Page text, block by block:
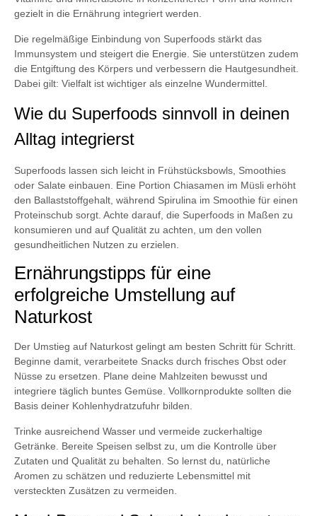
gezielt in die Ernährung integriert werden.
Die regelmäßige Einbindung von Superfoods stärkt das
Immunsystem und steigert die Energie. Sie unterstützen zudem
die Entgiftung des Körpers und verbessern die Hautgesundheit.
Dabei gilt: Vielfalt ist wichtiger als einzelne Wundermittel.
Wie du Superfoods sinnvoll in deinen
Alltag integrierst
Superfoods lassen sich leicht in Frühstücksbowls, Smoothies
oder Salate einbauen. Eine Portion Chiasamen im Müsli erhöht
den Ballaststoffgehalt, während Spirulina im Smoothie für einen
Proteinschub sorgt. Achte darauf, die Superfoods in Maßen zu
konsumieren und auf Qualität zu achten, um den vollen
gesundheitlichen Nutzen zu erzielen.
Ernährungstipps für eine
erfolgreiche Umstellung auf
Naturkost
Der Umstieg auf Naturkost gelingt am besten Schritt für Schritt.
Beginne damit, verarbeitete Snacks durch frisches Obst oder
Nüsse zu ersetzen. Plane deine Mahlzeiten bewusst und
integriere täglich buntes Gemüse. Vollkornprodukte sollten die
Basis deiner Kohlenhydratzufuhr bilden.
Trinke ausreichend Wasser und vermeide zuckerhaltige
Getränke. Bereite Speisen selbst zu, um die Kontrolle über
Zutaten und Qualität zu behalten. So lernst du, natürliche
Aromen zu schätzen und reduzierte Lebensmittel mit
versteckten Zusätzen zu vermeiden.